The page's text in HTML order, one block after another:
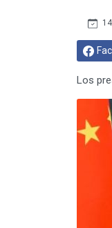
Los